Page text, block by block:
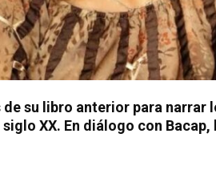
su libro anterior para
XX. En diálogo con